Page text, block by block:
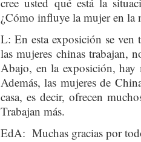
¿Cómo influye la mujer en la
L: En esta exposición se
las mujeres chinas trabajan,
Abajo, en la exposición, hay
Además, las mujeres de
casa, es decir, ofrecen
Trabajan más.
EdA: Muchas gracias por